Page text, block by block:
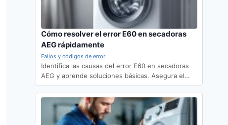
Cómo resolver el error E60 en secadoras
AEG rápidamente
Fallos y códigos de error
Identifica las causas del error E60 en secadoras
AEG y aprende soluciones básicas. Asegura el…